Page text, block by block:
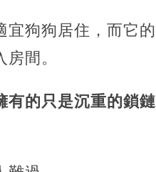
狗狗居住，而它
間。
的只是沉重的鎖